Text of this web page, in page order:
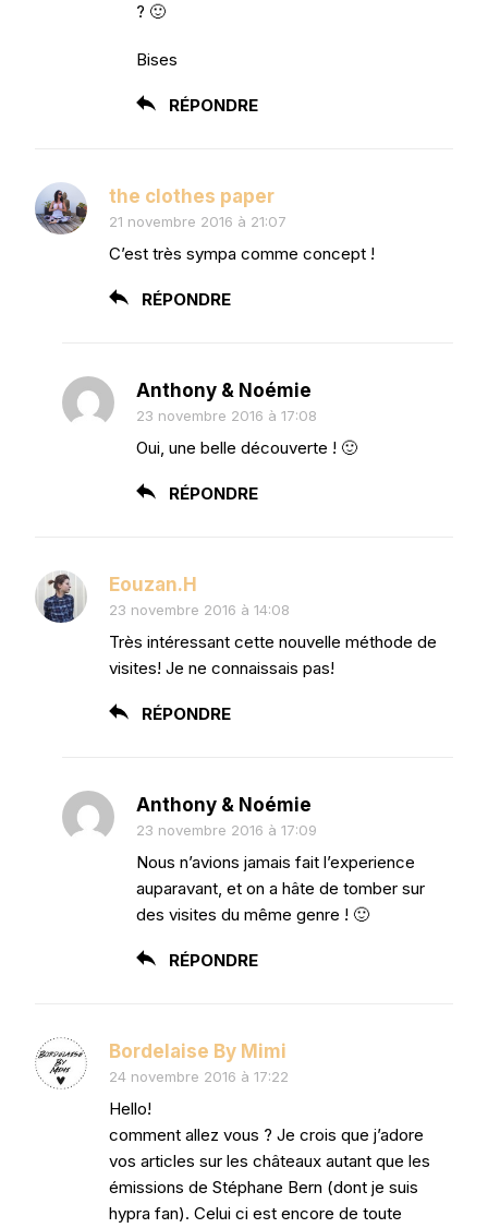
? 🙂
Bises
RÉPONDRE
the clothes paper
21 novembre 2016 à 21:07
C’est très sympa comme concept !
RÉPONDRE
Anthony & Noémie
23 novembre 2016 à 17:08
Oui, une belle découverte ! 🙂
RÉPONDRE
Eouzan.H
23 novembre 2016 à 14:08
Très intéressant cette nouvelle méthode de
visites! Je ne connaissais pas!
RÉPONDRE
Anthony & Noémie
23 novembre 2016 à 17:09
Nous n’avions jamais fait l’experience
auparavant, et on a hâte de tomber sur
des visites du même genre ! 🙂
RÉPONDRE
Bordelaise By Mimi
24 novembre 2016 à 17:22
Hello!
comment allez vous ? Je crois que j’adore
vos articles sur les châteaux autant que les
émissions de Stéphane Bern (dont je suis
hypra fan). Celui ci est encore de toute